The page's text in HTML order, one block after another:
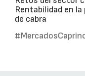
Rentabilidad en
de cabra